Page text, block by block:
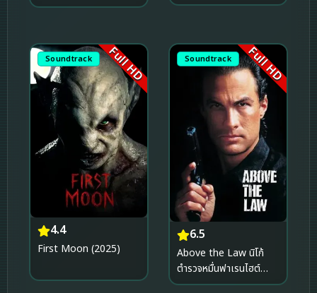
Soundtrack Full HD
4.4
First Moon (2025)
Soundtrack Full HD
6.5
Above the Law นิโก้
ตำรวจหมื่นฟาเรนไฮต์
(1988)